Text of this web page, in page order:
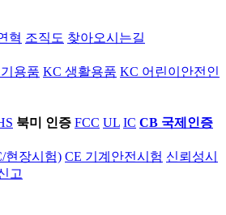
혁 조직도 찾아오시는길
용품 KC 생활용품 KC 어린이안전인
북미 인증 FCC UL IC CB 국제인증
현장시험) CE 기계안전시험 신뢰성시
고